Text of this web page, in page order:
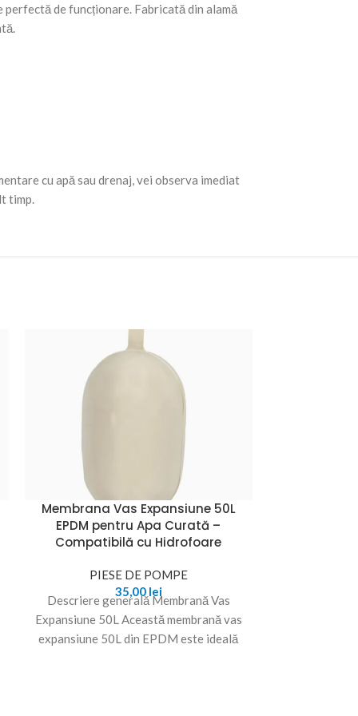
perfectă de funcționare. Fabricată din alamă
cu apă sau drenaj, vei observa imediat
timp.
Membrana Vas Expansiune 50L
EPDM pentru Apa Curată –
Compatibilă cu Hidrofoare
PIESE DE POMPE
35,00 lei
Descriere generală Membrană Vas
Expansiune 50L Această membrană vas
expansiune 50L din EPDM este ideală